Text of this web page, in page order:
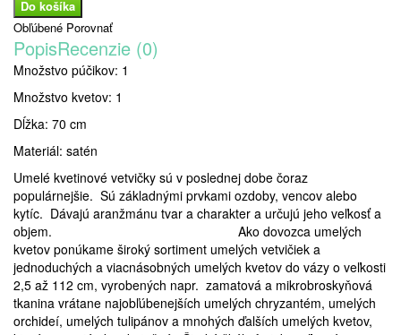
Obľúbené Porovnať
PopisRecenzie (0)
Množstvo púčikov: 1
Množstvo kvetov: 1
Dĺžka: 70 cm
Materiál: satén
Umelé kvetinové vetvičky sú v poslednej dobe čoraz
populárnejšie. Sú základnými prvkami ozdoby, vencov alebo
kytíc. Dávajú aranžmánu tvar a charakter a určujú jeho veľkosť a
objem. Ako dovozca umelých
kvetov ponúkame široký sortiment umelých vetvičiek a
jednoduchých a viacnásobných umelých kvetov do vázy o veľkosti
2,5 až 112 cm, vyrobených napr. zamatová a mikrobroskyňová
tkanina vrátane najobľúbenejších umelých chryzantém, umelých
orchideí, umelých tulipánov a mnohých ďalších umelých kvetov,